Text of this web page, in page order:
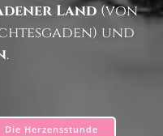
Land (von
und
.
Die Herzensstunde